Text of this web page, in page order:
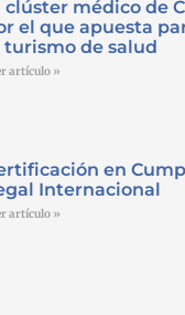
clúster médico de
el que apuesta
turismo de salud
artículo »
en
Internacional
artículo »